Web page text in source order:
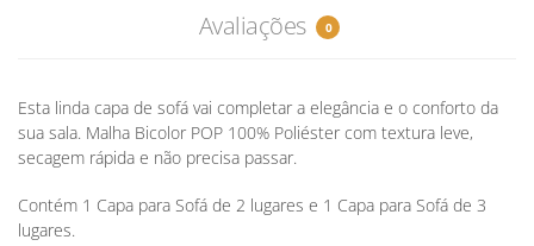
Avaliações
0
Esta linda capa de sofá vai completar a elegância e o conforto da
sua sala. Malha Bicolor POP 100% Poliéster com textura leve,
secagem rápida e não precisa passar.
Contém 1 Capa para Sofá de 2 lugares e 1 Capa para Sofá de 3
lugares.